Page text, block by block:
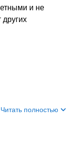
и не
Читать полностью